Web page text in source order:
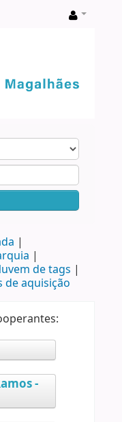
de tags
de aquisição
-